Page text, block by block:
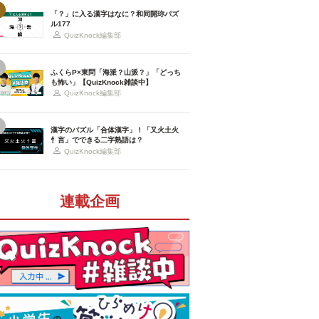
「？」に入る漢字はなに？和同開珎パズ
ル177
QuizKnock編集部
ふくらP×東問「海派？山派？」「どっち
も怖い」【QuizKnock雑談中】
QuizKnock編集部
漢字のパズル「合体漢字」！「又火土火
忄言」でできる二字熟語は？
QuizKnock編集部
連載企画